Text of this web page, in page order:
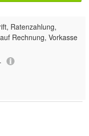
Ratenzahlung,
Rechnung, Vorkasse